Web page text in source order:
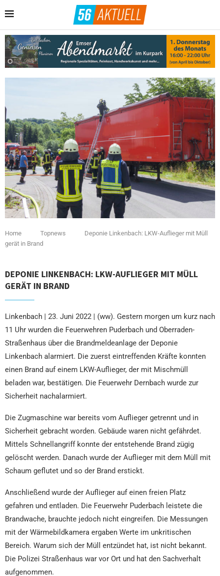
Home Topnews
Deponie Linkenbach: LKW-Auflieger mit Müll
gerät in Brand
DEPONIE LINKENBACH: LKW-AUFLIEGER MIT MÜLL
GERÄT IN BRAND
Linkenbach | 23. Juni 2022 | (ww). Gestern morgen um kurz nach
11 Uhr wurden die Feuerwehren Puderbach und Oberraden-
Straßenhaus über die Brandmeldeanlage der Deponie
Linkenbach alarmiert. Die zuerst eintreffenden Kräfte konnten
einen Brand auf einem LKW-Auflieger, der mit Mischmüll
beladen war, bestätigen. Die Feuerwehr Dernbach wurde zur
Sicherheit nachalarmiert.
Die Zugmaschine war bereits vom Auflieger getrennt und in
Sicherheit gebracht worden. Gebäude waren nicht gefährdet.
Mittels Schnellangriff konnte der entstehende Brand zügig
gelöscht werden. Danach wurde der Auflieger mit dem Müll mit
Schaum geflutet und so der Brand erstickt.
Anschließend wurde der Auflieger auf einen freien Platz
gefahren und entladen. Die Feuerwehr Puderbach leistete die
Brandwache, brauchte jedoch nicht eingreifen. Die Messungen
mit der Wärmebildkamera ergaben Werte im unkritischen
Bereich. Warum sich der Müll entzündet hat, ist nicht bekannt.
Die Polizei Straßenhaus war vor Ort und hat den Sachverhalt
aufgenommen.